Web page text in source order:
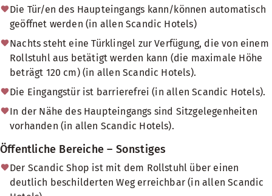
Die Tür/en des Haupteingangs kann/können automatisch
geöffnet werden (in allen Scandic Hotels)
Nachts steht eine Türklingel zur Verfügung, die von einem
Rollstuhl aus betätigt werden kann (die maximale Höhe
beträgt 120 cm) (in allen Scandic Hotels).
Die Eingangstür ist barrierefrei (in allen Scandic Hotels).
In der Nähe des Haupteingangs sind Sitzgelegenheiten
vorhanden (in allen Scandic Hotels).
Öffentliche Bereiche – Sonstiges
Der Scandic Shop ist mit dem Rollstuhl über einen
deutlich beschilderten Weg erreichbar (in allen Scandic